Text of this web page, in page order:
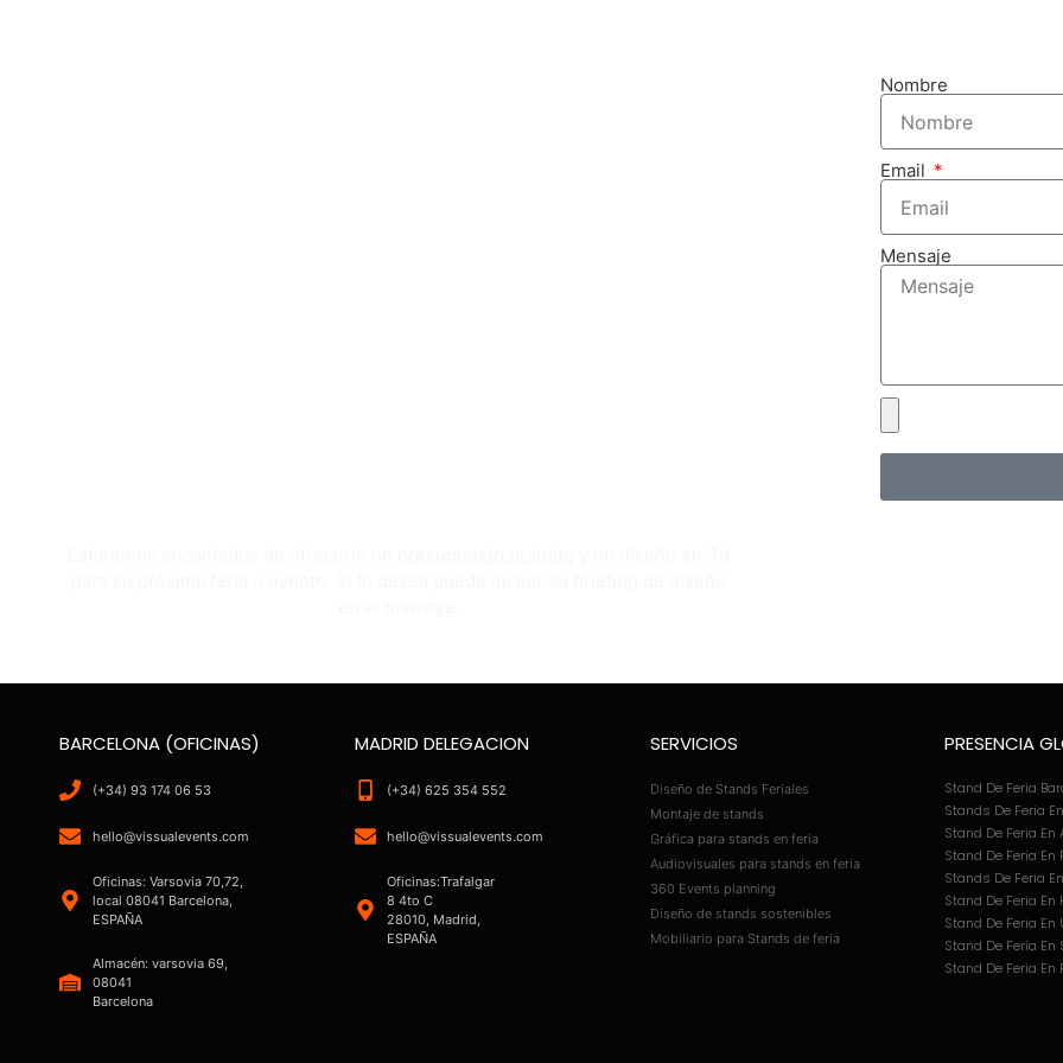
Nombre
Email
Mensaje
BARCELONA (OFICINAS)
(+34) 93 174 06 53
hello@vissualevents.com
Oficinas: Varsovia 70,72,
local 08041 Barcelona,
ESPAÑA
Almacén: varsovia 69,
08041
Barcelona
MADRID DELEGACION
(+34) 625 354 552
hello@vissualevents.com
Oficinas:Trafalgar
8 4to C
28010, Madrid,
ESPAÑA
SERVICIOS
Diseño de Stands Feriales
Montaje de stands
Gráfica para stands en feria
Audiovisuales para stands en feria
360 Events planning
Diseño de stands sostenibles
Mobiliario para Stands de feria
PRESENCIA
Stand De Feria
Stands De Feria
Stand De Feria En
Stand De Feria En
Stands De Feria
Stand De Feria En
Stand De Feria En
Stand De Feria En
Stand De Feria En